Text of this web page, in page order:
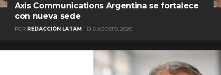
Axis Communications Argentina se fortalece
con nueva sede
POR REDACCIÓN LATAM 6 AGOSTO, 2026